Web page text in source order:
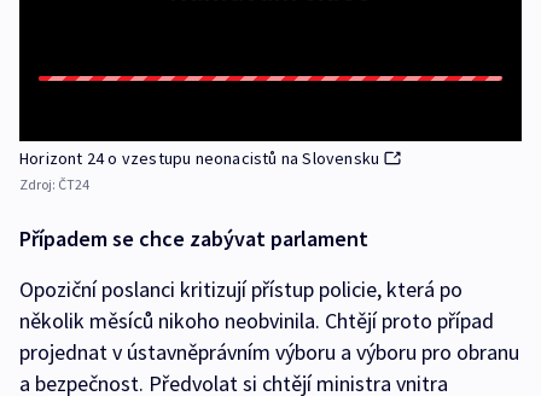
Horizont 24 o vzestupu neonacistů na Slovensku
Zdroj: ČT24
Případem se chce zabývat parlament
Opoziční poslanci kritizují přístup policie, která po
několik měsíců nikoho neobvinila. Chtějí proto případ
projednat v ústavněprávním výboru a výboru pro obranu
a bezpečnost. Předvolat si chtějí ministra vnitra